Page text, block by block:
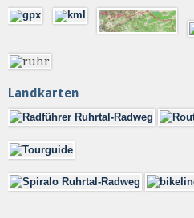
Landkarten